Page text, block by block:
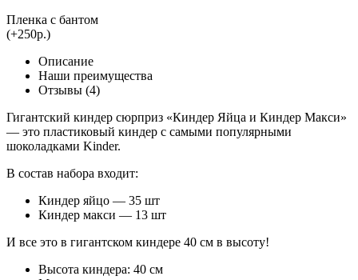
Пленка с бантом
(+250р.)
Описание
Наши преимущества
Отзывы (4)
Гигантский киндер сюрприз «Киндер Яйца и Киндер Макси»
— это пластиковый киндер с самыми популярными
шоколадками Kinder.
В состав набора входит:
Киндер яйцо — 35 шт
Киндер макси — 13 шт
И все это в гигантском киндере 40 см в высоту!
Высота киндера: 40 см